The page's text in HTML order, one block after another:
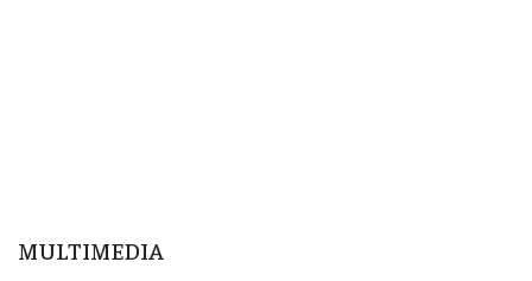
MULTIMEDIA